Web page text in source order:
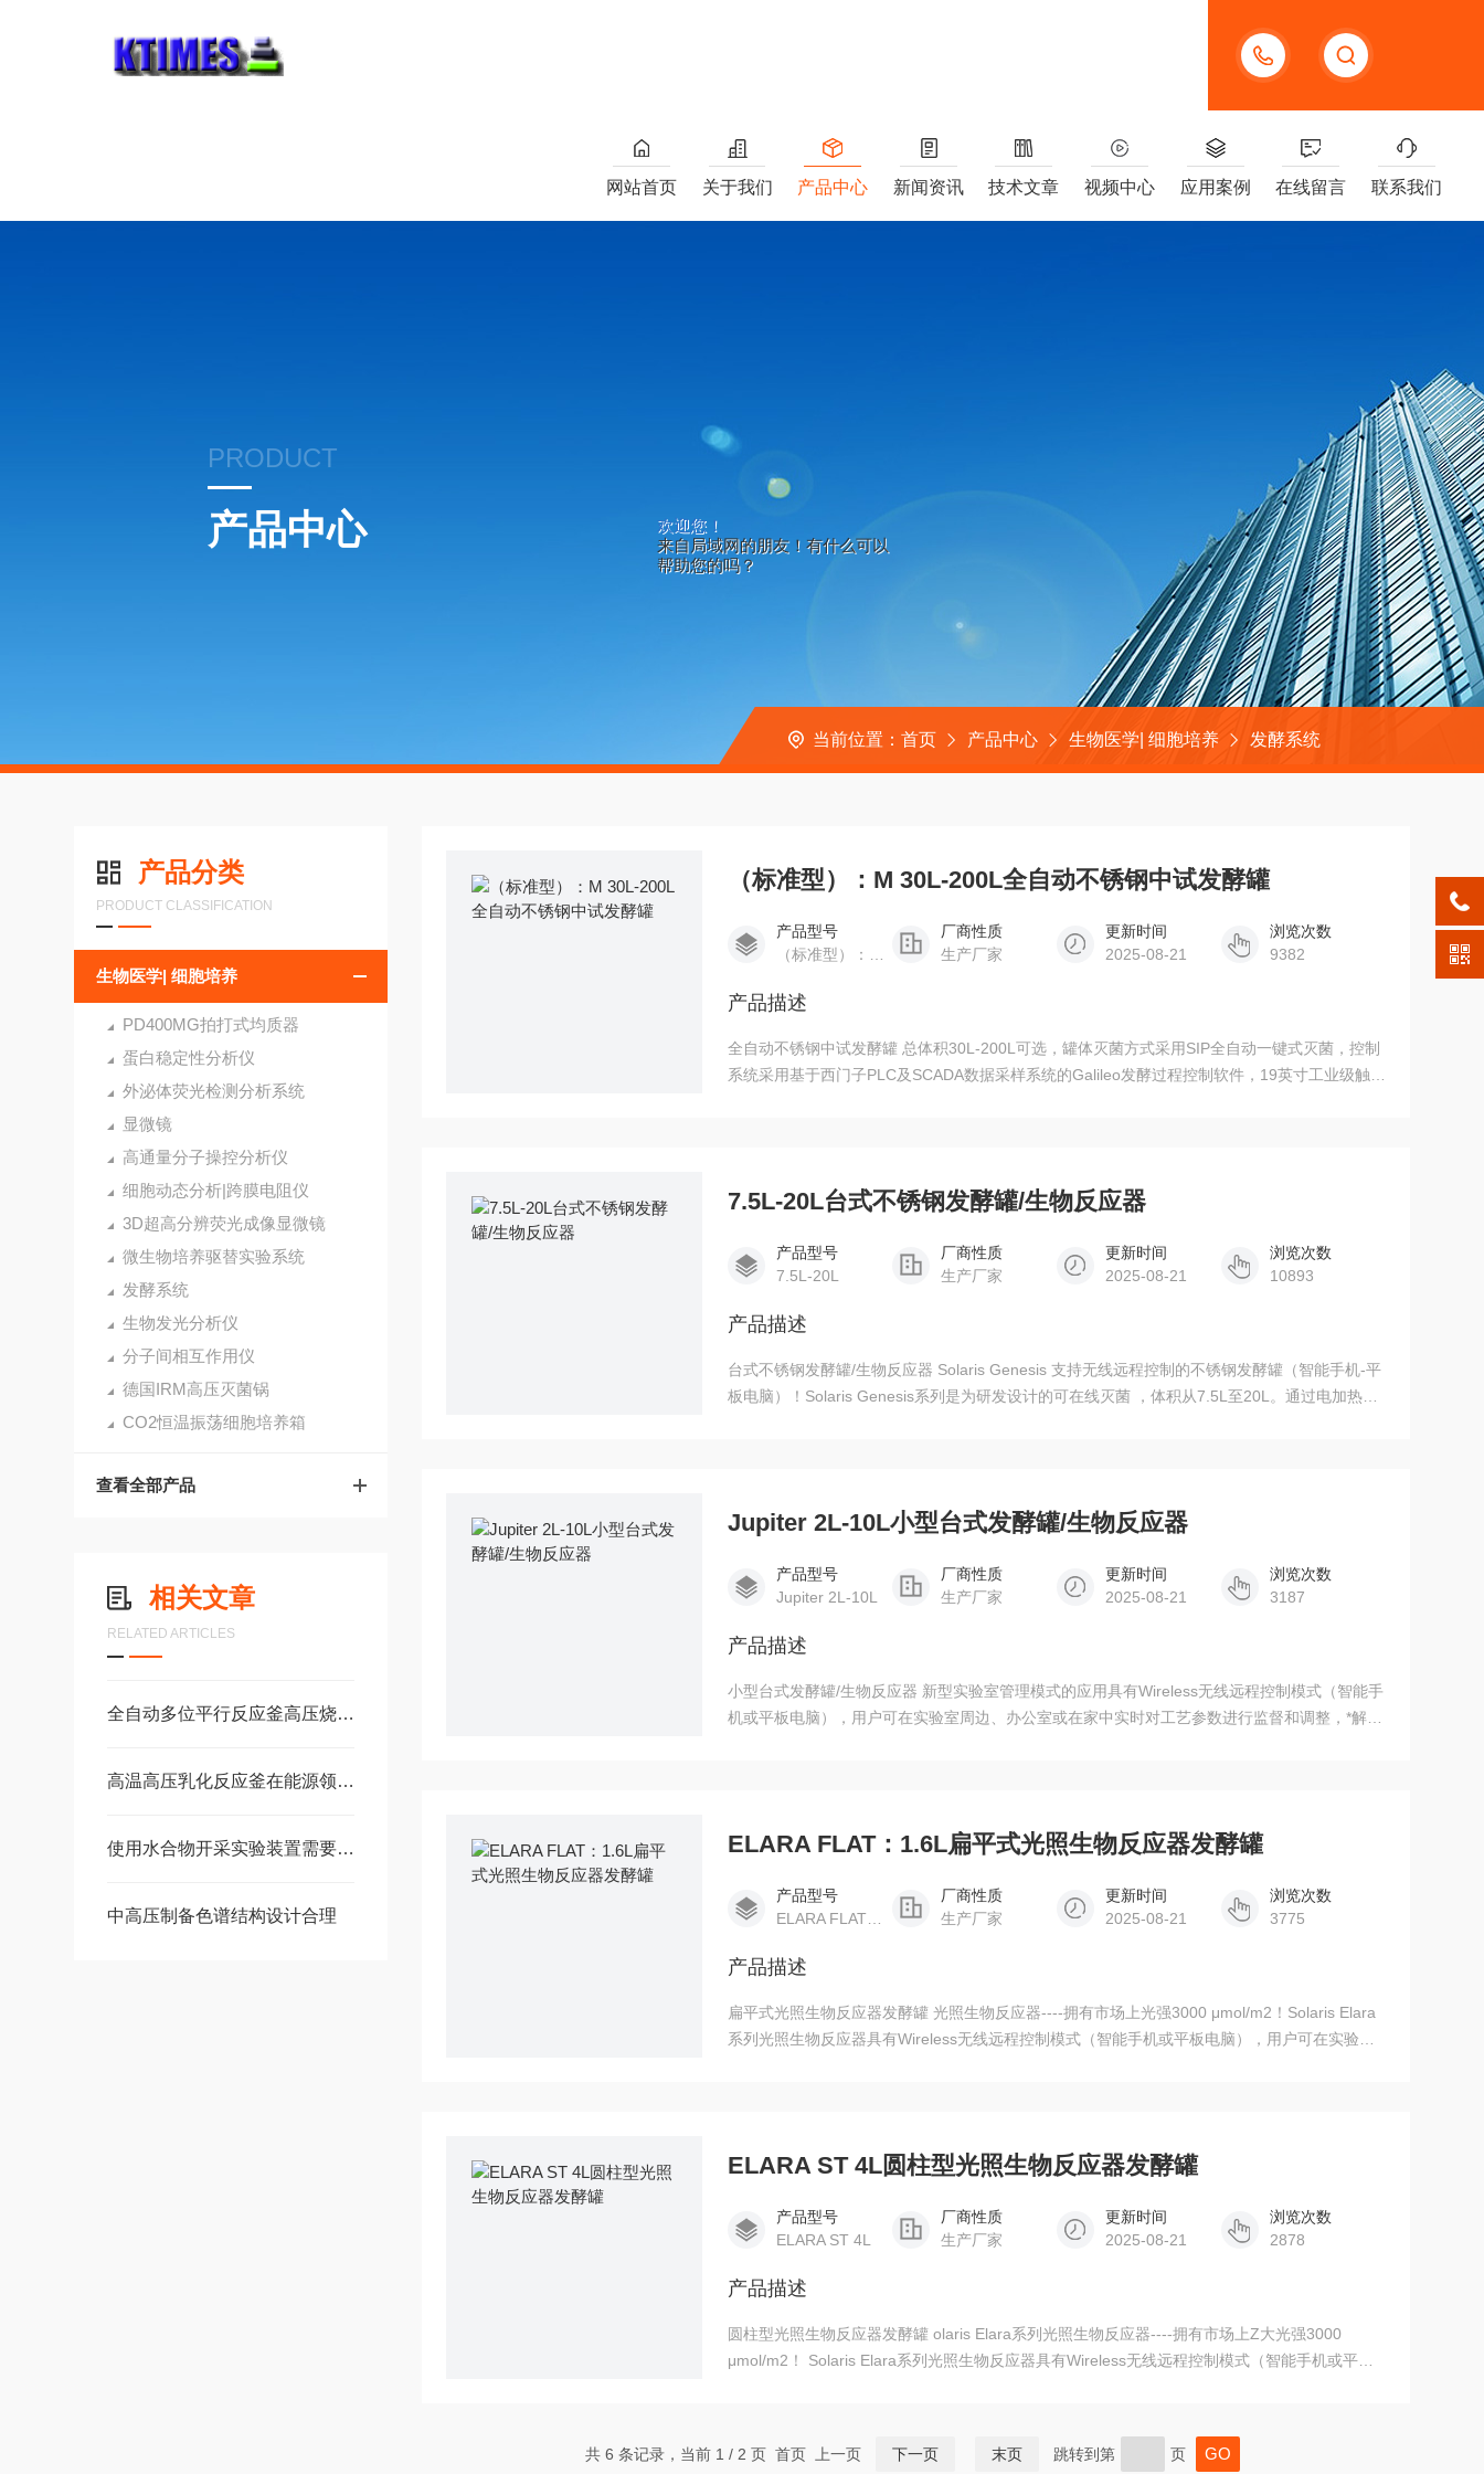
欢迎您！
来自局域网的朋友！有什么可以
帮助您的吗？
13391005955
网站首页 关于我们 产品中心 新闻资讯 技术文章 视频中心 应用案例 在线留言 联系我们
PRODUCT
产品中心
当前位置： 首页 产品中心 生物医学| 细胞培养 发酵系统
产品分类
PRODUCT CLASSIFICATION
生物医学| 细胞培养
PD400MG拍打式均质器
蛋白稳定性分析仪
外泌体荧光检测分析系统
显微镜
高通量分子操控分析仪
细胞动态分析|跨膜电阻仪
3D超高分辨荧光成像显微镜
微生物培养驱替实验系统
发酵系统
生物发光分析仪
分子间相互作用仪
德国IRM高压灭菌锅
CO2恒温振荡细胞培养箱
查看全部产品
相关文章
RELATED ARTICLES
全自动多位平行反应釜高压烧结工艺越来越受到人们的重视
高温高压乳化反应釜在能源领域的应用研究
使用水合物开采实验装置需要注意的细节有哪些
中高压制备色谱结构设计合理
（标准型）：M 30L-200L全自动不锈钢中试发酵罐
产品型号
厂商性质
生产厂家
更新时间
2025-08-21
浏览次数
9382
产品描述
全自动不锈钢中试发酵罐 总体积30L-200L可选，罐体灭菌方式采用SIP全自动一键式灭菌，控制
系统采用基于西门子PLC及SCADA数据采样系统的Galileo发酵过程控制软件，19英寸工业级触屏
7.5L-20L台式不锈钢发酵罐/生物反应器
产品型号
7.5L-20L
厂商性质
生产厂家
更新时间
2025-08-21
浏览次数
10893
产品描述
台式不锈钢发酵罐/生物反应器 Solaris Genesis 支持无线远程控制的不锈钢发酵罐（智能手机-平
板电脑）！Solaris Genesis系列是为研发设计的可在线灭菌 ，体积从7.5L至20L。通过电加热器
Jupiter 2L-10L小型台式发酵罐/生物反应器
产品型号
Jupiter 2L-10L
厂商性质
生产厂家
更新时间
2025-08-21
浏览次数
3187
产品描述
小型台式发酵罐/生物反应器 新型实验室管理模式的应用具有Wireless无线远程控制模式（智能手
机或平板电脑），用户可在实验室周边、办公室或在家中实时对工艺参数进行监督和调整，*解放
ELARA FLAT：1.6L扁平式光照生物反应器发酵罐
产品型号
ELARA FLAT：1.6L
厂商性质
生产厂家
更新时间
2025-08-21
浏览次数
3775
产品描述
扁平式光照生物反应器发酵罐 光照生物反应器----拥有市场上光强3000 μmol/m2！Solaris Elara
系列光照生物反应器具有Wireless无线远程控制模式（智能手机或平板电脑），用户可在实验室
ELARA ST 4L圆柱型光照生物反应器发酵罐
产品型号
ELARA ST 4L
厂商性质
生产厂家
更新时间
2025-08-21
浏览次数
2878
产品描述
圆柱型光照生物反应器发酵罐 olaris Elara系列光照生物反应器----拥有市场上Z大光强3000
μmol/m2！ Solaris Elara系列光照生物反应器具有Wireless无线远程控制模式（智能手机或平板
共 6 条记录，当前 1 / 2 页 首页 上一页 下一页 末页 跳转到第 页